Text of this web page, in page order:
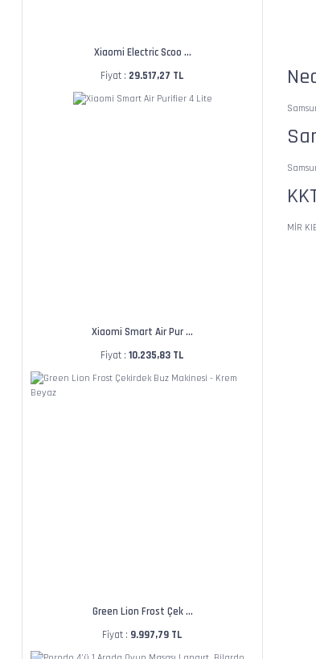
Xiaomi Electric Scoo ...
Fiyat : 29.517,27 TL
Xiaomi Smart Air Pur ...
Fiyat : 10.235,83 TL
Green Lion Frost Çek ...
Fiyat : 9.997,79 TL
MİR